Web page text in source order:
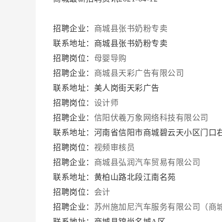
招聘企业： 商城县张书奶粉专卖
联系地址：商城县张书奶粉专卖
招聘岗位： 母婴导购
招聘企业： 商城县天彩广告有限公司
联系地址：美人岗街天彩广告
招聘岗位： 设计师
招聘企业： 信阳伏羲万象网络科技有限公司
联系地址：河南省信阳市商城碧云天小区门口
招聘岗位： 视频审核员
招聘企业： 商城县弘润汽车贸易有限公司
联系地址：黄柏山路北段江南名苑
招聘岗位： 会计
招聘企业： 苏州施加尼汽车服务有限公司（商